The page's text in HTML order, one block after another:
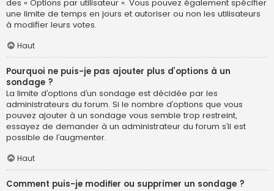
des « Options par utilisateur ». Vous pouvez également spécifier
une limite de temps en jours et autoriser ou non les utilisateurs
à modifier leurs votes.
Haut
Pourquoi ne puis-je pas ajouter plus d’options à un
sondage ?
La limite d’options d’un sondage est décidée par les
administrateurs du forum. Si le nombre d’options que vous
pouvez ajouter à un sondage vous semble trop restreint,
essayez de demander à un administrateur du forum s’il est
possible de l’augmenter.
Haut
Comment puis-je modifier ou supprimer un sondage ?